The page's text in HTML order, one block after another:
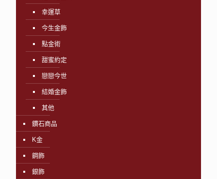
幸運草
今生金飾
點金術
甜蜜約定
戀戀今世
結婚金飾
其他
鑽石商品
K金
鋼飾
銀飾